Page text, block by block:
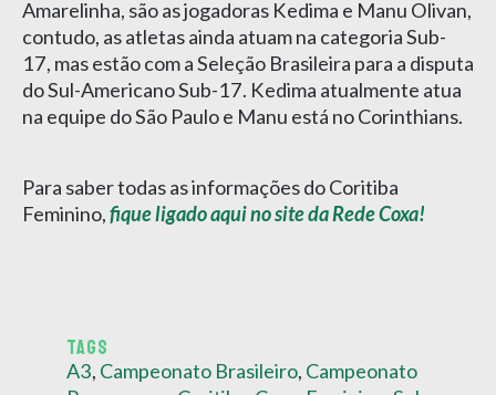
Amarelinha, são as jogadoras Kedima e Manu Olivan,
contudo, as atletas ainda atuam na categoria Sub-
17, mas estão com a Seleção Brasileira para a disputa
do Sul-Americano Sub-17. Kedima atualmente atua
na equipe do São Paulo e Manu está no Corinthians.
Para saber todas as informações do Coritiba
Feminino,fique ligado aqui no site da Rede Coxa!
TAGS
A3, Campeonato Brasileiro, Campeonato